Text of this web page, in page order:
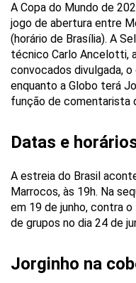
A Copa do Mundo de
jogo de abertura entre
(horário de Brasília). A
técnico Carlo Ancelotti,
convocados divulgada,
enquanto a Globo terá
função de comentarista
Datas e
A estreia do Brasil
Marrocos, às 19h. Na
em 19 de junho, contra
de grupos no dia 24 de
Jorginho na